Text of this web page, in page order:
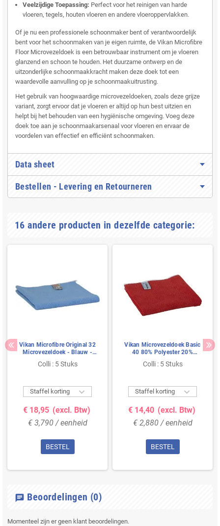
Veelzijdige Toepassing: Perfect voor het reinigen van harde
vloeren, tegels, houten vloeren en andere vloeroppervlakken.
Of je nu een professionele schoonmaker bent of verantwoordelijk
bent voor het schoonmaken van je eigen ruimte, de Vikan Microfibre
Floor Microvezeldoek is een betrouwbaar instrument om je vloeren
glanzend en schoon te houden. Het duurzame ontwerp en de
uitzonderlijke schoonmaakkracht maken deze doek tot een
waardevolle aanvulling op je schoonmaakuitrusting.
Het gebruik van hoogwaardige microvezeldoeken, zoals deze grijze
variant, zorgt ervoor dat je vloeren er altijd op hun best uitzien en
helpt bij het behouden van een hygiënische omgeving. Voeg deze
doek toe aan je schoonmaakarsenaal voor vloeren en ervaar de
voordelen van effectief en efficiënt schoonmaken.
Data sheet
Bestellen - Levering en Retourneren
16 andere producten in dezelfde categorie:
Vikan Microfibre Original 32
Microvezeldoek - Blauw -
320x320mm
Colli : 5 Stuks
Staffel korting 
€ 18,95 (excl. Btw)
€ 3,790 / eenheid
BESTEL
Vikan Microvezeldoek Basic
40 80% Polyester 20%
Polyamide 400x400mm
Rood
Colli : 5 Stuks
Staffel korting 
€ 14,40 (excl. Btw)
€ 2,880 / eenheid
BESTEL
chat Beoordelingen (0)
Momenteel zijn er geen klant beoordelingen.